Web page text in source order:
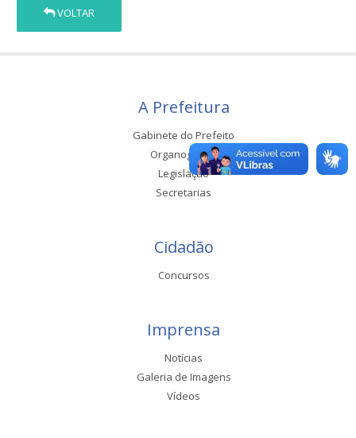
VOLTAR
A Prefeitura
Gabinete do Prefeito
Organograma
Legislação
Secretarias
Cidadão
Concursos
Imprensa
Notícias
Galeria de Imagens
Vídeos